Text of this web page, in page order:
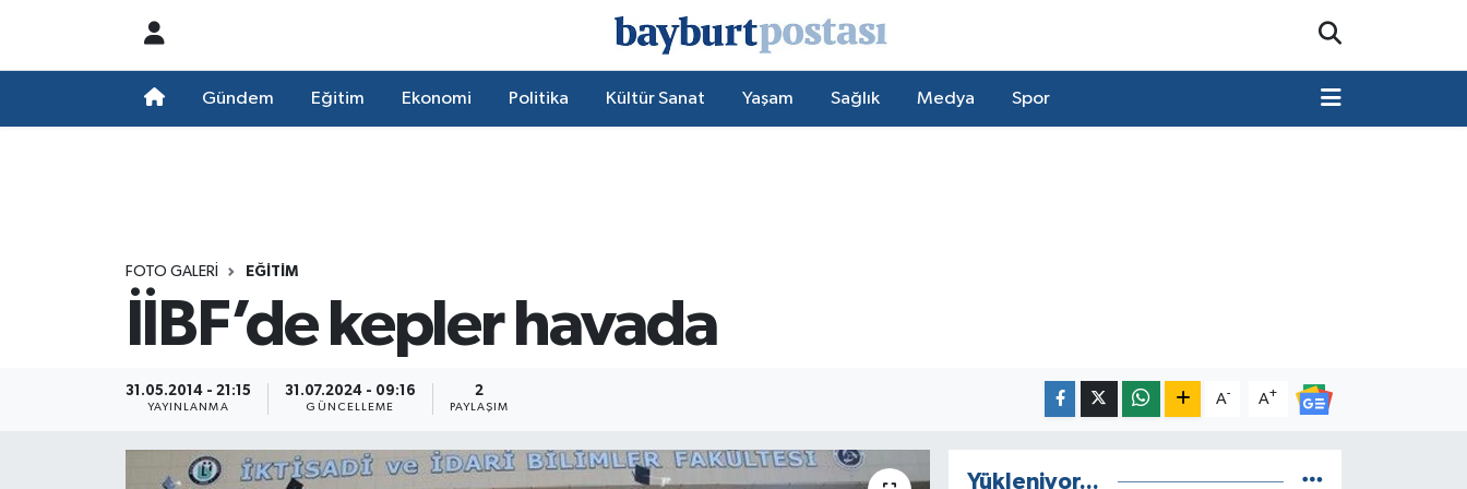
Gündem Eğitim Ekonomi Politika Kültür Sanat Yaşam Sağlık Medya Spor
FOTO GALERI EĞITIM
İİBF’de kepler havada
31.05.2014 - 21:15
YAYINLANMA
31.07.2024 - 09:16
GÜNCELLEME
2
PAYLAŞIM
A- A+
Yükleniyor...
Süper Lig Puan Durumu ve Fikstür
Son Dakika Haberleri